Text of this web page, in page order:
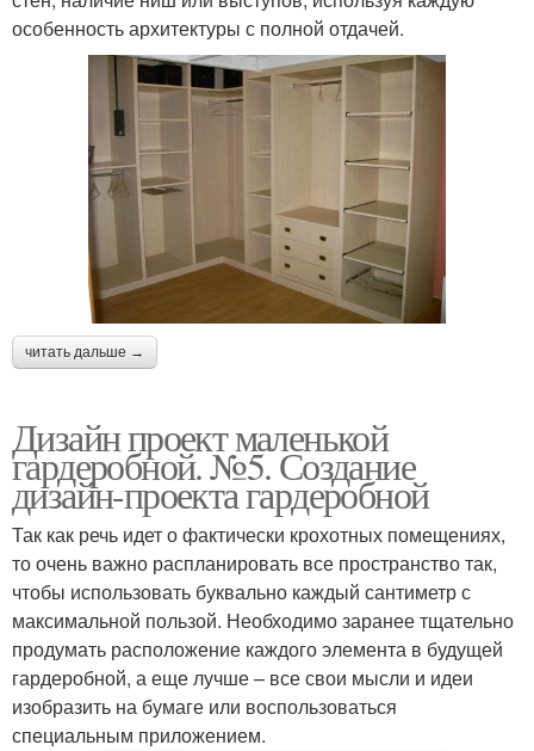
особенность архитектуры с полной отдачей.
читать дальше →
Дизайн проект маленькой
гардеробной. №5. Создание
дизайн-проекта гардеробной
Так как речь идет о фактически крохотных помещениях,
то очень важно распланировать все пространство так,
чтобы использовать буквально каждый сантиметр с
максимальной пользой. Необходимо заранее тщательно
продумать расположение каждого элемента в будущей
гардеробной, а еще лучше – все свои мысли и идеи
изобразить на бумаге или воспользоваться
специальным приложением.